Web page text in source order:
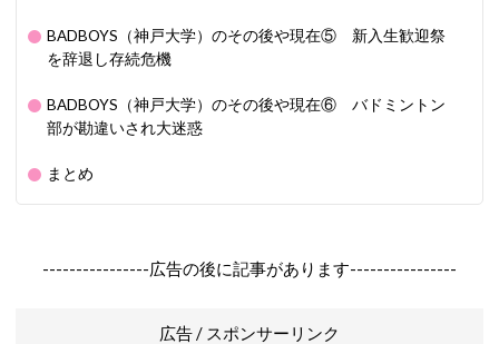
BADBOYS（神戸大学）のその後や現在⑤ 新入生歓迎祭
を辞退し存続危機
BADBOYS（神戸大学）のその後や現在⑥ バドミントン
部が勘違いされ大迷惑
まとめ
----------------広告の後に記事があります----------------
広告 / スポンサーリンク